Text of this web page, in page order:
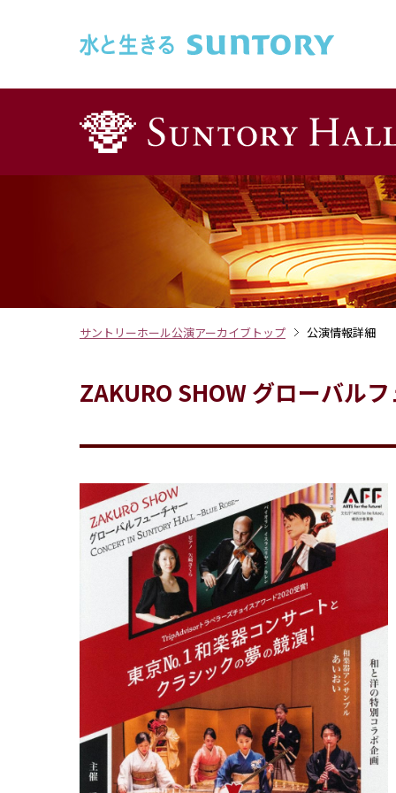
サントリーホール公演アーカイブトップ 公演情報詳細
ZAKURO SHOW グローバル